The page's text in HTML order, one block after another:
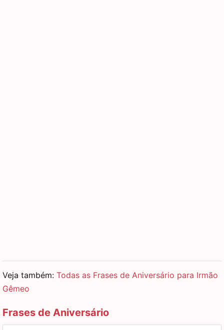
Veja também: Todas as Frases de Aniversário para Irmão
Gêmeo
Frases de Aniversário